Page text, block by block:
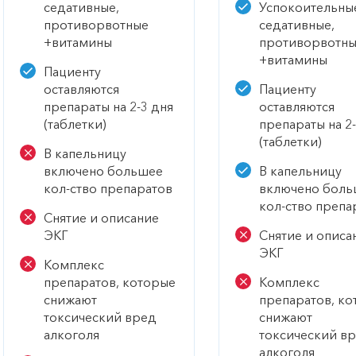
седативные,
противорвотные
+витамины
Пациенту
оставляются
препараты на 2-3 дня
(таблетки)
В капельницу
включено большее
кол-ство препаратов
Снятие и описание
ЭКГ
Комплекс
препаратов, которые
снижают
токсический вред
алкоголя
седативные,
+витамины
Пациенту
оставляются
препараты на
(таблетки)
В капельницу
включено
кол-ство
Снятие и
ЭКГ
Комплекс
препаратов,
снижают
токсический
алкоголя